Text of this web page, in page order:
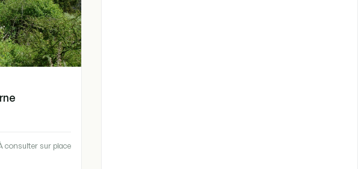
consulter sur place